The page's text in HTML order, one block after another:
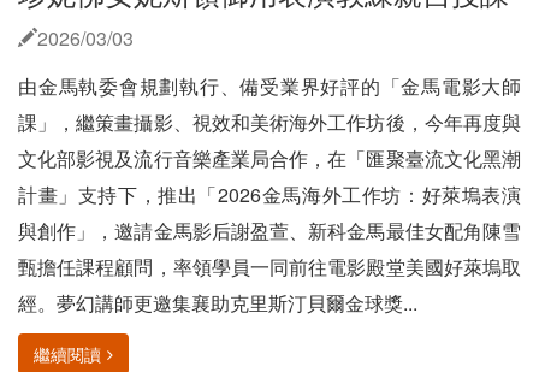
2026/03/03
由金馬執委會規劃執行、備受業界好評的「金馬電影大師
課」，繼策畫攝影、視效和美術海外工作坊後，今年再度與
文化部影視及流行音樂產業局合作，在「匯聚臺流文化黑潮
計畫」支持下，推出「2026金馬海外工作坊：好萊塢表演
與創作」，邀請金馬影后謝盈萱、新科金馬最佳女配角陳雪
甄擔任課程顧問，率領學員一同前往電影殿堂美國好萊塢取
經。夢幻講師更邀集襄助克里斯汀貝爾金球獎...
繼續閱讀